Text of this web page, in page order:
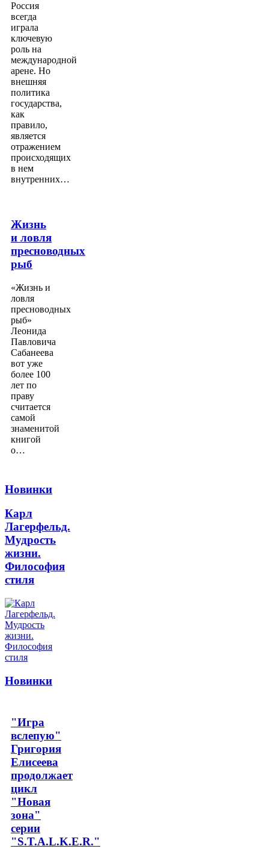
Россия
всегда
играла
ключевую
роль на
международной
арене. Но
внешняя
политика
государства,
как
правило,
является
отражением
происходящих
в нем
внутренних…
Жизнь
и ловля
пресноводных
рыб
«Жизнь и
ловля
пресноводных
рыб»
Леонида
Павловича
Сабанеева
вот уже
более 100
лет по
праву
считается
самой
знаменитой
книгой
о…
Новинки
Карл
Лагерфельд.
Мудрость
жизни.
Философия
стиля
Новинки
"Игра
вслепую"
Григория
Елисеева
продолжает
цикл
"Новая
зона"
серии
"S.T.A.L.K.E.R."